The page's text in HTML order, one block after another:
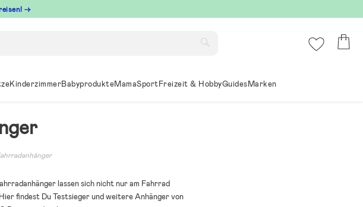
→
KinderzimmerBabyprodukteMamaSportFreizeit & HobbyGuidesMarken
lassen sich nicht nur am Fahrrad
findest Du Testsieger und weitere Anhänger von